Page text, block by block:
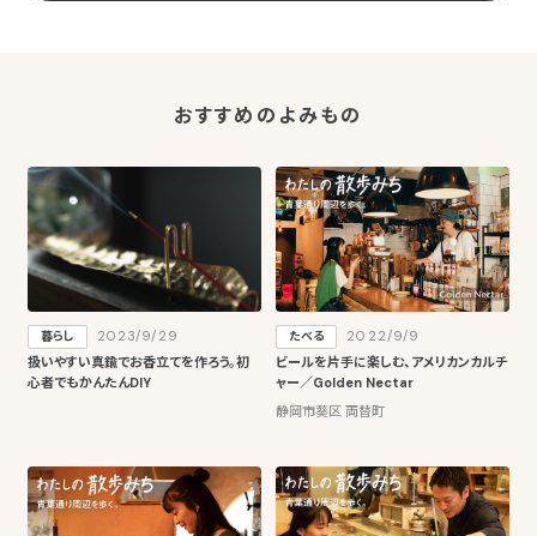
おすすめのよみもの
暮らし
2023/9/29
扱いやすい真鍮でお香立てを作ろう。初
心者でもかんたんDIY
たべる
2022/9/9
ビールを片手に楽しむ、アメリカンカルチ
ャー／Golden Nectar
静岡市葵区 両替町